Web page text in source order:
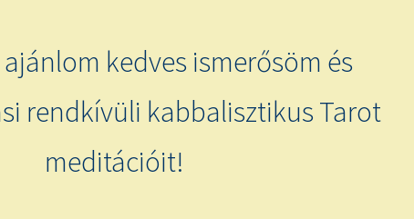
kedves ismerősöm és
rendkívüli kabbalisztikus Tarot
meditációit!